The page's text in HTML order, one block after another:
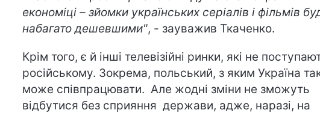
економіці – зйомки українських серіалів і фільмів
набагато дешевшими", - зауважив Ткаченко.
Крім того, є й інші телевізійні ринки, які не
російському. Зокрема, польський, з яким Україна
може співпрацювати. Але жодні зміни не зможуть
відбутися без сприяння держави, адже, наразі, на